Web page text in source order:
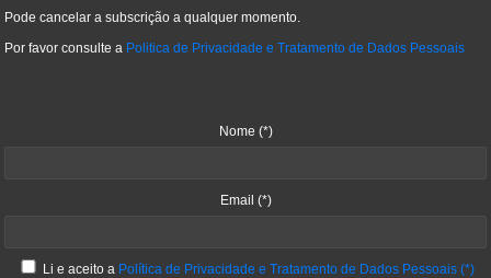
Pode cancelar a subscrição a qualquer momento.
Por favor consulte a Politica de Privacidade e Tratamento de Dados Pessoais
Nome (*)
Email (*)
Li e aceito a Política de Privacidade e Tratamento de Dados Pessoais (*)